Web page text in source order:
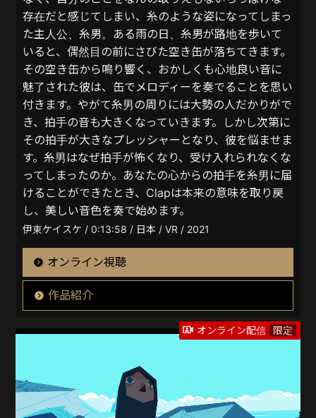
存在だと感じてしまい、糸のような姿になってしまっ
た主人公、糸男。ある雨の日、糸男が路地を歩いて
いると、偶然目の前にさびた空き缶が落ちてきます。
その空き缶から鳴り響く、おかしくも心地良い音に
魅了された彼は、缶でメロディーを奏でることを思い
付きます。やがて糸男の周りには大勢の人だかりがで
き、拍手の音も大きくなっていきます。しかし次第に
その拍手が大きなプレッシャーとなり、彼を悩ませま
す。糸男はなぜ拍手が怖くなり、受け入れられなくな
ってしまったのか。あなたの心からの拍手を糸男に届
けることができたとき、Clapは本来の意味を取り戻
し、美しい音色を奏で始めます。
伊東ケイスケ / 0:13:58 / 日本 / VR / 2021
オンライン視聴
作品紹介
オンライン配信 限定